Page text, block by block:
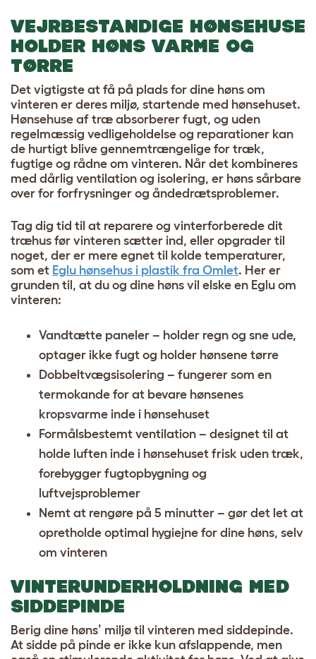
VEJRBESTANDIGE HØNSEHUSE
HOLDER HØNS VARME OG
TØRRE
Det vigtigste at få på plads for dine høns om
vinteren er deres miljø, startende med hønsehuset.
Hønsehuse af træ absorberer fugt, og uden
regelmæssig vedligeholdelse og reparationer kan
de hurtigt blive gennemtrængelige for træk,
fugtige og rådne om vinteren. Når det kombineres
med dårlig ventilation og isolering, er høns sårbare
over for forfrysninger og åndedrætsproblemer.
Tag dig tid til at reparere og vinterforberede dit
træhus før vinteren sætter ind, eller opgrader til
noget, der er mere egnet til kolde temperaturer,
som et Eglu hønsehus i plastik fra Omlet. Her er
grunden til, at du og dine høns vil elske en Eglu om
vinteren:
Vandtætte paneler – holder regn og sne ude,
optager ikke fugt og holder hønsene tørre
Dobbeltvægsisolering – fungerer som en
termokande for at bevare hønsenes
kropsvarme inde i hønsehuset
Formålsbestemt ventilation – designet til at
holde luften inde i hønsehuset frisk uden træk,
forebygger fugtopbygning og
luftvejsproblemer
Nemt at rengøre på 5 minutter – gør det let at
opretholde optimal hygiejne for dine høns, selv
om vinteren
VINTERUNDERHOLDNING MED
SIDDEPINDE
Berig dine høns’ miljø til vinteren med siddepinde.
At sidde på pinde er ikke kun afslappende, men